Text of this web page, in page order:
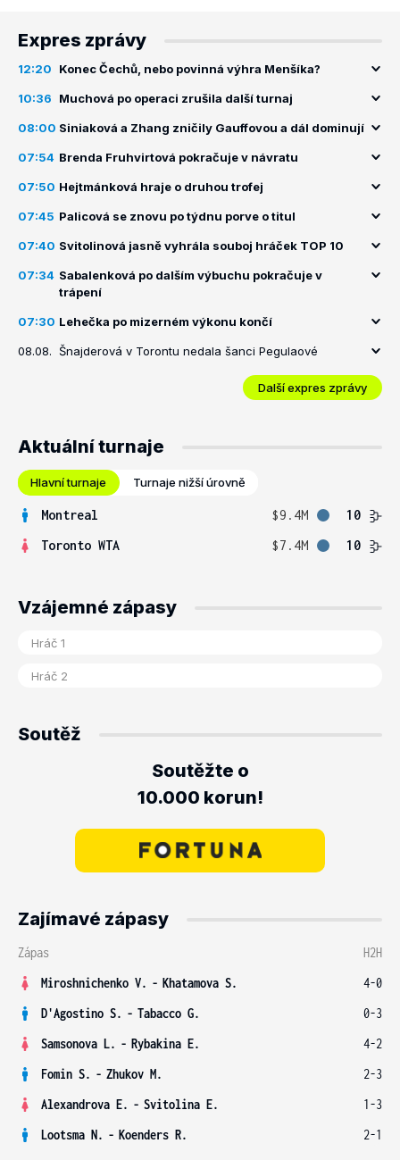
Expres zprávy
12:20 Konec Čechů, nebo povinná výhra Menšíka?
10:36 Muchová po operaci zrušila další turnaj
08:00 Siniaková a Zhang zničily Gauffovou a dál dominují
07:54 Brenda Fruhvirtová pokračuje v návratu
07:50 Hejtmánková hraje o druhou trofej
07:45 Palicová se znovu po týdnu porve o titul
07:40 Svitolinová jasně vyhrála souboj hráček TOP 10
07:34 Sabalenková po dalším výbuchu pokračuje v
trápení
07:30 Lehečka po mizerném výkonu končí
08.08. Šnajderová v Torontu nedala šanci Pegulaové
Další expres zprávy
Aktuální turnaje
Hlavní turnaje Turnaje nižší úrovně
Montreal $9.4M
10
Toronto WTA
$7.4M 10
Vzájemné zápasy
Soutěž
Soutěžte o
10.000 korun!
Zajímavé zápasy
Zápas
H2H
Miroshnichenko V. - Khatamova S.
4-0
D'Agostino S. - Tabacco G.
0-3
Samsonova L. - Rybakina E.
4-2
Fomin S. - Zhukov M.
2-3
Alexandrova E. - Svitolina E.
1-3
Lootsma N. - Koenders R. 2-1